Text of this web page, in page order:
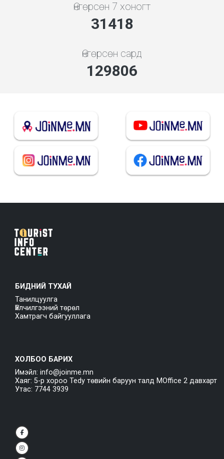
Өнгөрсөн 7 хоногт
33745
Өнгөрсөн сард
139421
БИДНИЙ ТУХАЙ
Танилцуулга
Үйлчилгээний төрөл
Хамтрагч байгууллага
ХОЛБОО БАРИХ
Имэйл: info@joinme.mn
Хаяг: 5-р хороо Tedy төвийн баруун талд MOffice 2 давхарт
Утас: 7744 3939